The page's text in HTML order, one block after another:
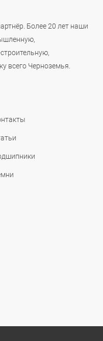
Более 20 лет наши
всего Черноземья.